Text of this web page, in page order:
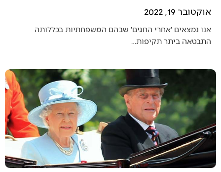
אוקטובר 19, 2022
אנו נמצאים ׳אחרי החגים׳ שבהם המשפחתיות בכללותה
התבטאה ביתר תקיפות…